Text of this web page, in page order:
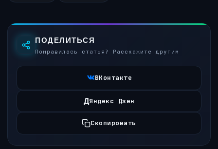
ПОДЕЛИТЬСЯ
Понравилась статья? Расскажите другим
ВКонтакте
ДЯндекс Дзен
Скопировать